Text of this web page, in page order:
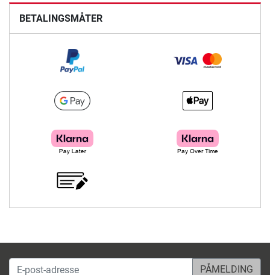
BETALINGSMÅTER
E-post-adresse